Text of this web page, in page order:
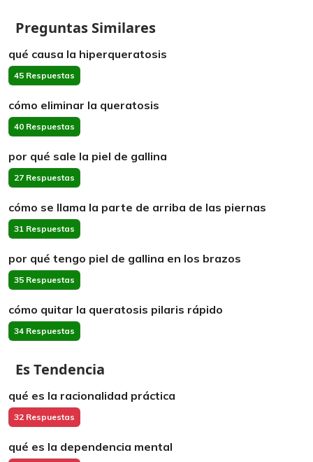
Preguntas Similares
qué causa la hiperqueratosis
45 Respuestas
cómo eliminar la queratosis
40 Respuestas
por qué sale la piel de gallina
27 Respuestas
cómo se llama la parte de arriba de las piernas
31 Respuestas
por qué tengo piel de gallina en los brazos
35 Respuestas
cómo quitar la queratosis pilaris rápido
34 Respuestas
Es Tendencia
qué es la racionalidad práctica
32 Respuestas
qué es la dependencia mental